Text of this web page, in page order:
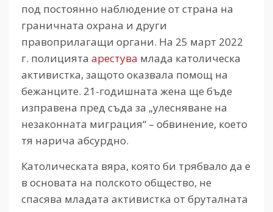
под постоянно наблюдение от страна на
граничната охрана и други
правоприлагащи органи. На 25 март 2022
г. полицията арестува млада католическа
активистка, защото оказвала помощ на
бежанците. 21-годишната жена ще бъде
изправена пред съда за „улесняване на
незаконната миграция“ – обвинение, което
тя нарича абсурдно.
Католическата вяра, която би трябвало да е
в основата на полското общество, не
спасява младата активистка от бруталната